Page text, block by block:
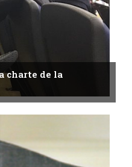
charte de la